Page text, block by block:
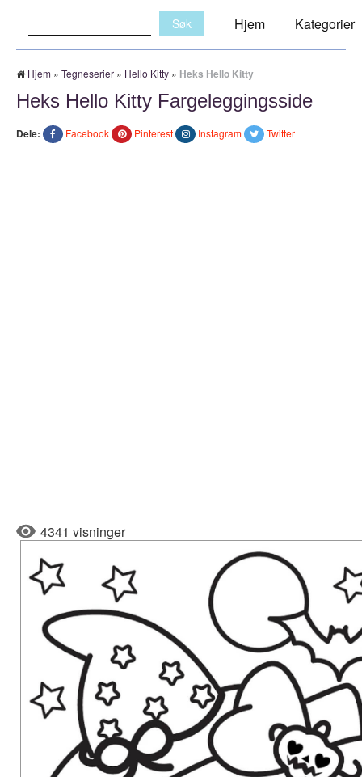
Hjem Kategorier
Hjem » Tegneserier » Hello Kitty » Heks Hello Kitty
Heks Hello Kitty Fargeleggingsside
Dele: Facebook Pinterest Instagram Twitter
4341 visninger